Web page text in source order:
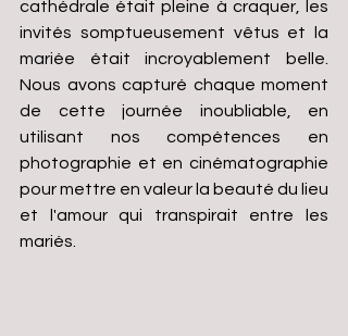
cathédrale était pleine à craquer, les
invités somptueusement vêtus et la
mariée était incroyablement belle.
Nous avons capturé chaque moment
de cette journée inoubliable, en
utilisant nos compétences en
photographie et en cinématographie
pour mettre en valeur la beauté du lieu
et l'amour qui transpirait entre les
mariés.